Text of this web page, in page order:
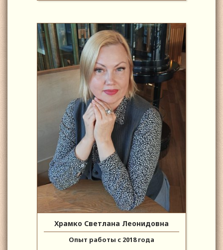
Храмко Светлана Леонидовна
Опыт работы с 2018 года